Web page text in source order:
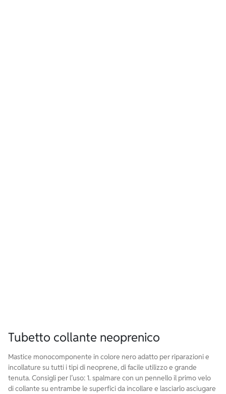
Tubetto collante neoprenico
Mastice monocomponente in colore nero adatto per riparazioni e
incollature su tutti i tipi di neoprene, di facile utilizzo e grande
tenuta. Consigli per l’uso: 1. spalmare con un pennello il primo velo
di collante su entrambe le superfici da incollare e lasciarlo asciugare